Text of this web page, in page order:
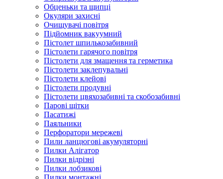
Обценьки та щипці
Окуляри захисні
Очищувачі повітря
Підйомник вакуумний
Пістолет шпилькозабивний
Пістолети гарячого повітря
Пістолети для змащення та герметика
Пістолети заклепувальні
Пістолети клейові
Пістолети продувні
Пістолети цвяхозабивні та скобозабивні
Парові щітки
Пасатижі
Паяльники
Перфоратори мережеві
Пили ланцюгові акумуляторні
Пилки Алігатор
Пилки відрізні
Пилки лобзикові
Пилки монтажні